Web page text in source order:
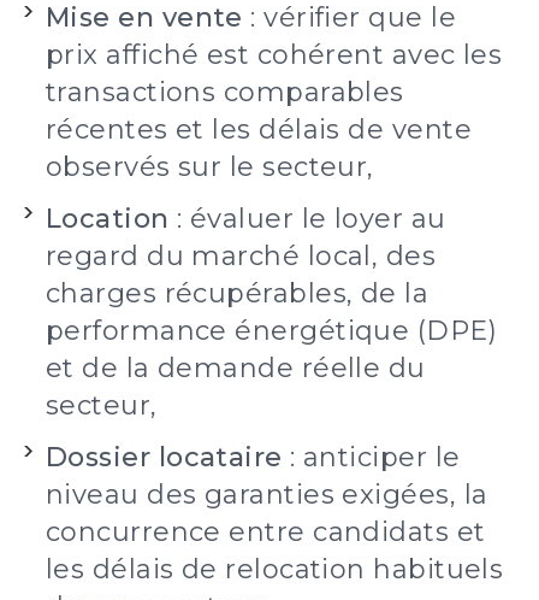
Mise en vente : vérifier que le
prix affiché est cohérent avec les
transactions comparables
récentes et les délais de vente
observés sur le secteur,
Location : évaluer le loyer au
regard du marché local, des
charges récupérables, de la
performance énergétique (DPE)
et de la demande réelle du
secteur,
Dossier locataire : anticiper le
niveau des garanties exigées, la
concurrence entre candidats et
les délais de relocation habituels